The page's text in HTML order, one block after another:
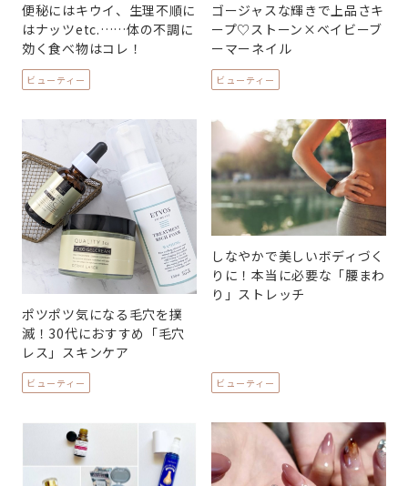
便秘にはキウイ、生理不順に
はナッツetc.……体の不調に
効く食べ物はコレ！
ビューティー
ゴージャスな輝きで上品さキ
ープ♡ストーン×ベイビーブ
ーマーネイル
ビューティー
ポツポツ気になる毛穴を撲
滅！30代におすすめ「毛穴
レス」スキンケア
ビューティー
しなやかで美しいボディづく
りに！本当に必要な「腰まわ
り」ストレッチ
ビューティー